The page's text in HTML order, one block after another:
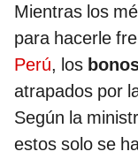
Mientras los
para hacerle
Perú, los
atrapados por
Según la
estos solo se